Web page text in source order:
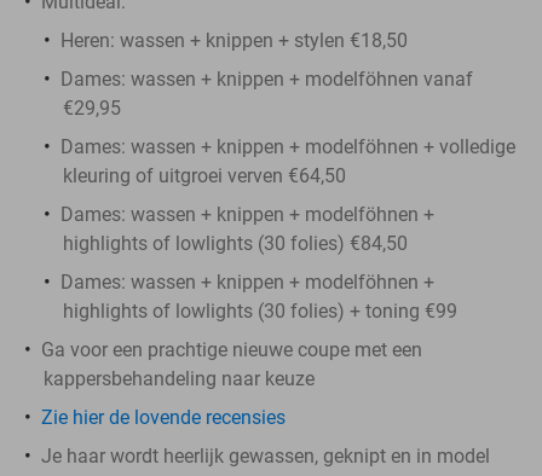
Heren: wassen + knippen + stylen €18,50
Dames: wassen + knippen + modelföhnen vanaf
€29,95
Dames: wassen + knippen + modelföhnen + volledige
kleuring of uitgroei verven €64,50
Dames: wassen + knippen + modelföhnen +
highlights of lowlights (30 folies) €84,50
Dames: wassen + knippen + modelföhnen +
highlights of lowlights (30 folies) + toning €99
Ga voor een prachtige nieuwe coupe met een
kappersbehandeling naar keuze
Zie hier de lovende recensies
Je haar wordt heerlijk gewassen, geknipt en in model